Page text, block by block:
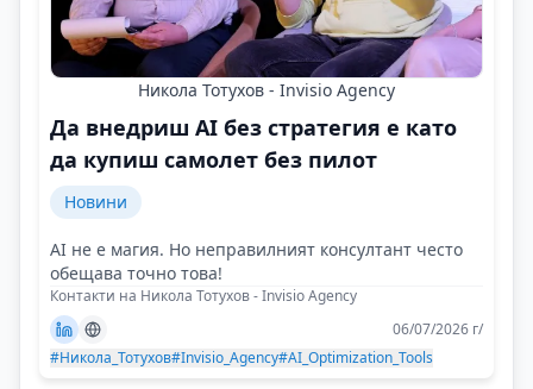
Никола Тотухов - Invisio Agency
Да внедриш AI без стратегия е като
да купиш самолет без пилот
Новини
AI не е магия. Но неправилният консултант често
обещава точно това!
Контакти на Никола Тотухов - Invisio Agency
06/07/2026 г/
#Никола_Тотухов#Invisio_Agency#AI_Optimization_Tools